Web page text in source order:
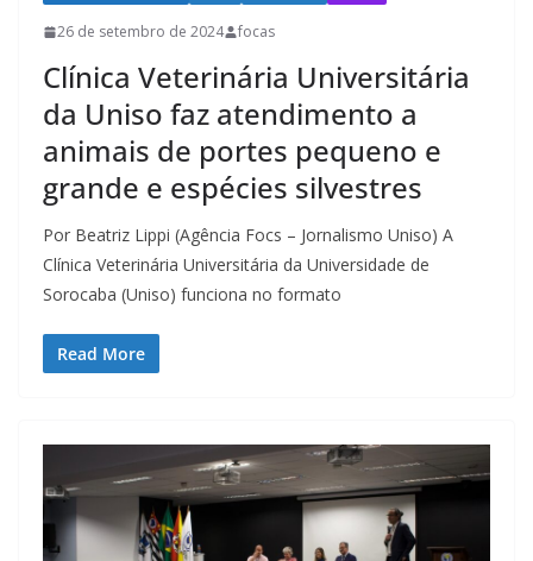
26 de setembro de 2024 focas
Clínica Veterinária Universitária
da Uniso faz atendimento a
animais de portes pequeno e
grande e espécies silvestres
Por Beatriz Lippi (Agência Focs – Jornalismo Uniso) A
Clínica Veterinária Universitária da Universidade de
Sorocaba (Uniso) funciona no formato
Read More